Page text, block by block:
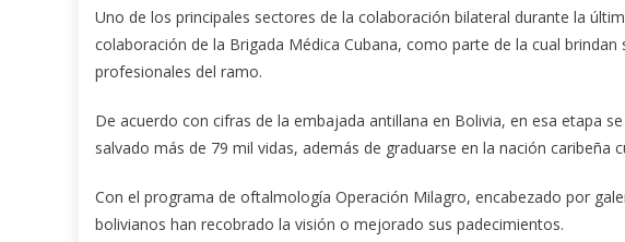
Uno de los principales sectores de la colaboración bilateral durante la
colaboración de la Brigada Médica Cubana, como parte de la cual
profesionales del ramo.
De acuerdo con cifras de la embajada antillana en Bolivia, en esa etapa
salvado más de 79 mil vidas, además de graduarse en la nación caribeña
Con el programa de oftalmología Operación Milagro, encabezado por
bolivianos han recobrado la visión o mejorado sus padecimientos.